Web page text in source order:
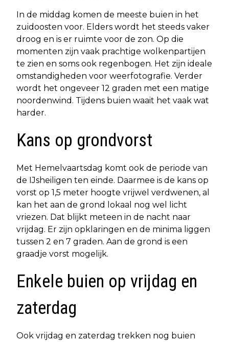
In de middag komen de meeste buien in het
zuidoosten voor. Elders wordt het steeds vaker
droog en is er ruimte voor de zon. Op die
momenten zijn vaak prachtige wolkenpartijen
te zien en soms ook regenbogen. Het zijn ideale
omstandigheden voor weerfotografie. Verder
wordt het ongeveer 12 graden met een matige
noordenwind. Tijdens buien waait het vaak wat
harder.
Kans op grondvorst
Met Hemelvaartsdag komt ook de periode van
de IJsheiligen ten einde. Daarmee is de kans op
vorst op 1,5 meter hoogte vrijwel verdwenen, al
kan het aan de grond lokaal nog wel licht
vriezen. Dat blijkt meteen in de nacht naar
vrijdag. Er zijn opklaringen en de minima liggen
tussen 2 en 7 graden. Aan de grond is een
graadje vorst mogelijk.
Enkele buien op vrijdag en
zaterdag
Ook vrijdag en zaterdag trekken nog buien